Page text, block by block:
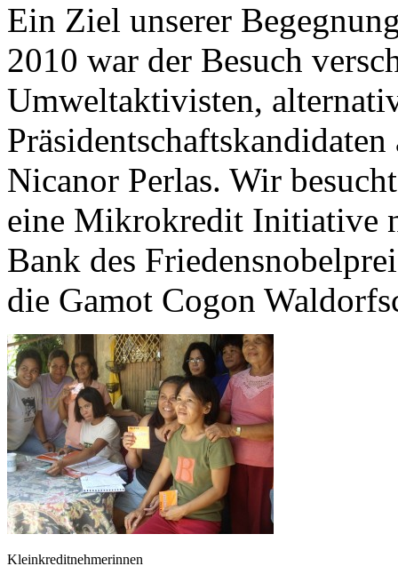
Ein Ziel unserer
2010 war der Besuch
Umweltaktivisten,
Nicanor Perlas. Wir
eine Mikrokredit Initiative
Bank des
die Gamot Cogon
Kleinkreditnehmerinnen